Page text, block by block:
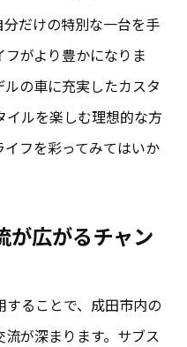
だけの特別な一台を手
がより豊かになりま
の車に充実したカスタ
イルを楽しむ理想的な方
フを彩ってみてはいか
が広がるチャン
ることで、成田市内の
が深まります。サブス